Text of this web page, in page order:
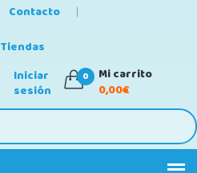
Contacto
Tiendas
Iniciar
sesión
0
Mi carrito
0,00€